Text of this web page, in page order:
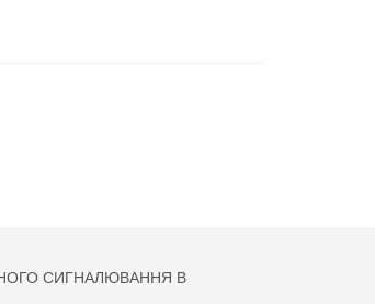
в пухлинних клітинах різного тканинного
СИГНАЛЮВАННЯ В